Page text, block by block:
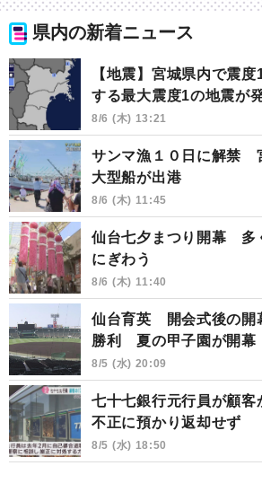
県内の新着ニュース
【地震】宮城県内で震
する最大震度1の地震が
8/6 (木) 13:21
サンマ漁１０日に解禁
大型船が出港
8/6 (木) 11:45
仙台七夕まつり開幕 多
にぎわう
8/6 (木) 11:40
仙台育英 開会式後の開
勝利 夏の甲子園が開幕
8/5 (水) 20:09
七十七銀行元行員が顧客
不正に預かり返却せず
8/5 (水) 18:50